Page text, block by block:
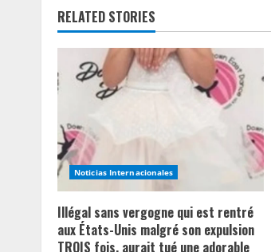
n
u
e
R
e
a
d
RELATED STORIES
Noticias Internacionales
Illégal sans vergogne qui est rentré
aux États-Unis malgré son expulsion
TROIS fois, aurait tué une adorable